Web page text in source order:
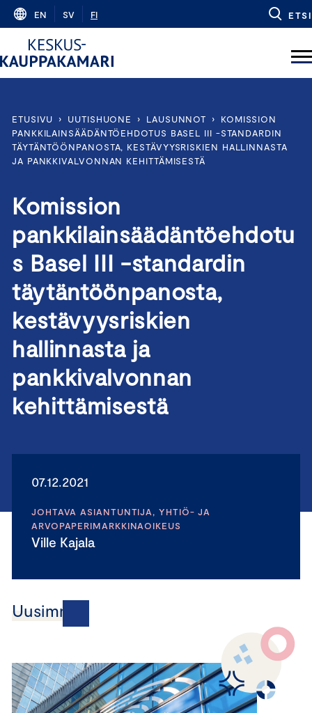
Skip
content
EN SV FI ETSI
ETUSIVU › UUTISHUONE › LAUSUNNOT ›
KOMISSION
PANKKILAINSÄÄDÄNTÖEHDOTUS BASEL III -STANDARDIN
TÄYTÄNTÖÖNPANOSTA, KESTÄVYYSRISKIEN HALLINNASTA
JA PANKKIVALVONNAN KEHITTÄMISESTÄ
Komission
pankkilainsäädäntöehdotu
s Basel III -standardin
täytäntöönpanosta,
kestävyysriskien
hallinnasta ja
pankkivalvonnan
kehittämisestä
07.12.2021
JOHTAVA ASIANTUNTIJA, YHTIÖ- JA
ARVOPAPERIMARKKINAOIKEUS
Ville Kajala
Uusimmat